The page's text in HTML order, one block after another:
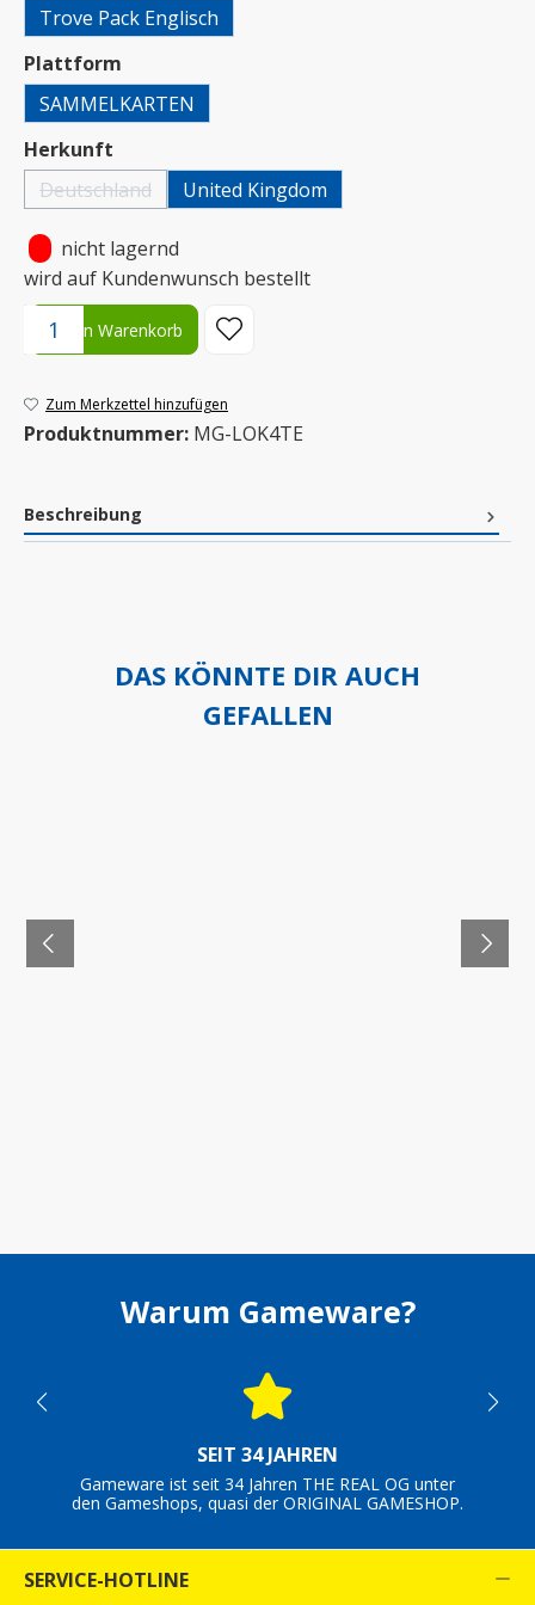
Trove Pack Englisch
Plattform
SAMMELKARTEN
Herkunft
Deutschland(Diese Option ist zurzeit nicht verfügbar.)
United Kingdom
nicht lagernd
wird auf Kundenwunsch bestellt
Produkt Anzahl: Gib den gewünschten Wert ein oder benutze
In den Warenkorb
Zum Merkzettel hinzufügen
Produktnummer: MG-LOK4TE
Beschreibung
DAS KÖNNTE DIR AUCH
GEFALLEN
Warum Gameware?
SEIT 34 JAHREN
Gameware ist seit 34 Jahren THE REAL OG unter
den Gameshops, quasi der ORIGINAL GAMESHOP.
SERVICE-HOTLINE